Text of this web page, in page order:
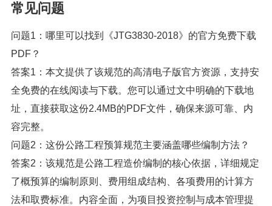
常见问题
问题1：哪里可以找到《JTG3830-2018》的官方免费下载
PDF？
答案1：本文提供了该规范的高清电子版官方资源，支持安
全免费的在线阅读与下载。您可以通过文中明确的下载地
址，直接获取这份2.4MB的PDF文件，确保来源可靠、内
容完整。
问题2：这份公路工程预算规范主要涵盖哪些编制方法？
答案2：该规范是公路工程造价编制的核心依据，详细规定
了概预算的编制原则、费用组成结构、各项费用的计算方
法和取费标准。内容全面，为项目投资控制与成本管理提